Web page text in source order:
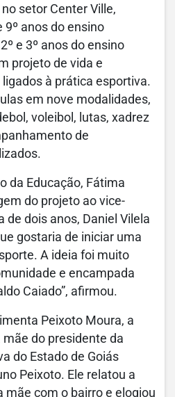
setor Center Ville,
9º anos do ensino
e 3º anos do ensino
projeto de vida e
à prática esportiva.
em nove modalidades,
voleibol, lutas, xadrez
de
da Educação, Fátima
do projeto ao vice-
de dois anos, Daniel Vilela
gostaria de iniciar uma
A ideia foi muito
e encampada
Caiado”, afirmou.
Peixoto Moura, a
do presidente da
do Estado de Goiás
Peixoto. Ele relatou a
mãe com o bairro e elogiou